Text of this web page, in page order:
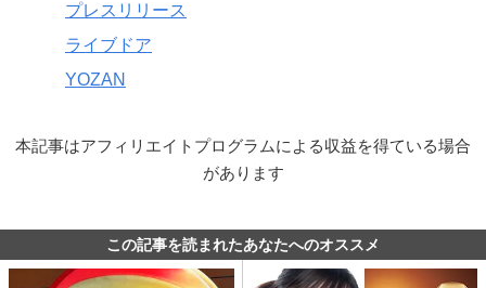
プレスリリース
ライブドア
YOZAN
本記事はアフィリエイトプログラムによる収益を得ている場合
があります
この記事を読まれたあなたへのオススメ